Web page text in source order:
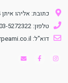
כתובת: אליהו איתן 24 – ראשון לציון
טלפון: 03-5272322
דוא"ל: office@orpeami.co.il